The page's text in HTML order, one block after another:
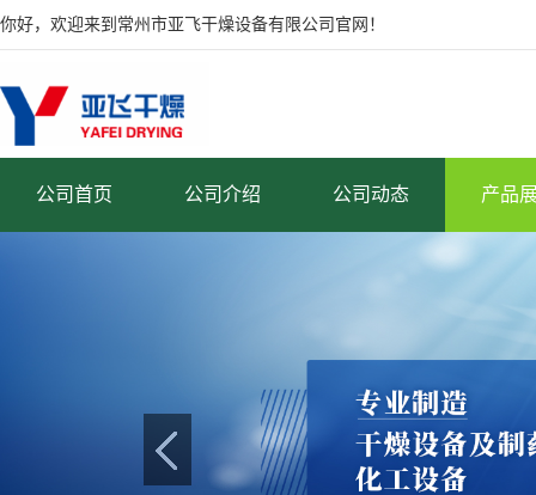
你好，欢迎来到常州市亚飞干燥设备有限公司官网！
公司首页 公司介绍 公司动态 产品